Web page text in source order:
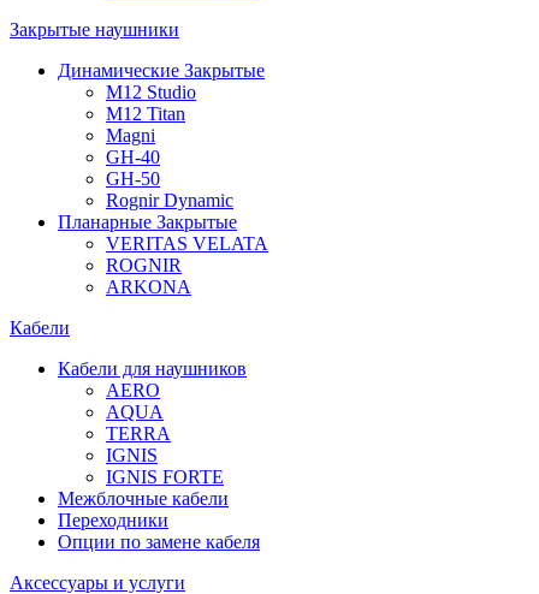
Закрытые наушники
Динамические Закрытые
M12 Studio
M12 Titan
Magni
GH-40
GH-50
Rognir Dynamic
Планарные Закрытые
VERITAS VELATA
ROGNIR
ARKONA
Кабели
Кабели для наушников
AERO
AQUA
TERRA
IGNIS
IGNIS FORTE
Межблочные кабели
Переходники
Опции по замене кабеля
Аксессуары и услуги